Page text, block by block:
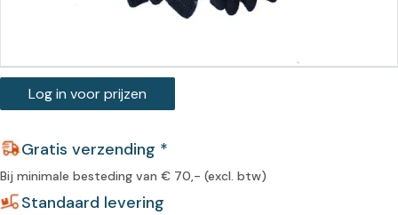
Log in voor prijzen
Gratis verzending *
Bij minimale besteding van € 70,- (excl. btw)
Standaard levering